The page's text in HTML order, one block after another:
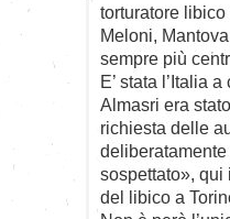
torturatore libico
Meloni,
sempre più
E’ stata l’Italia
Almasri era
richiesta delle
sospettato», qui
del libico a